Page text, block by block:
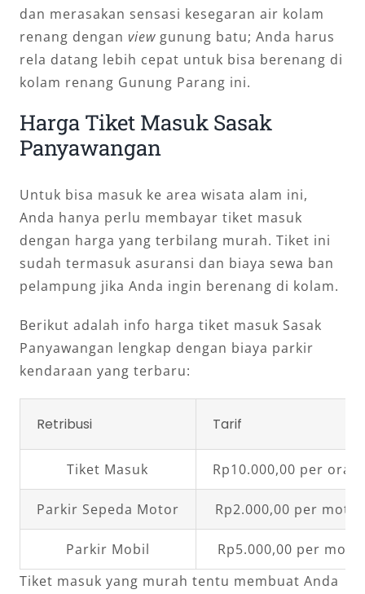
dan merasakan sensasi kesegaran air kolam
renang dengan viewgunung batu; Anda harus
rela datang lebih cepat untuk bisa berenang di
kolam renang Gunung Parang ini.
Harga Tiket Masuk Sasak
Panyawangan
Untuk bisa masuk ke area wisata alam ini,
Anda hanya perlu membayar tiket masuk
dengan harga yang terbilang murah. Tiket ini
sudah termasuk asuransi dan biaya sewa ban
pelampung jika Anda ingin berenang di kolam.
Berikut adalah info harga tiket masuk Sasak
Panyawangan lengkap dengan biaya parkir
kendaraan yang terbaru:
Retribusi Tarif
Tiket Masuk Rp10.000,00 per
Parkir Sepeda Motor Rp2.000,00 per motor
Parkir Mobil
Rp5.000,00 per mobil
Tiket masuk yang murah tentu membuat Anda